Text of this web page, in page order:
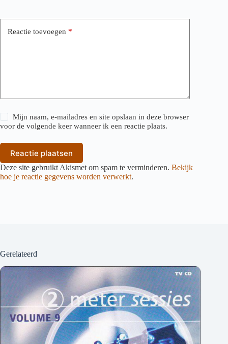
Reactie toevoegen *
Mijn naam, e-mailadres en site opslaan in deze browser
voor de volgende keer wanneer ik een reactie plaats.
Reactie plaatsen
Deze site gebruikt Akismet om spam te verminderen. Bekijk
hoe je reactie gegevens worden verwerkt.
Gerelateerd